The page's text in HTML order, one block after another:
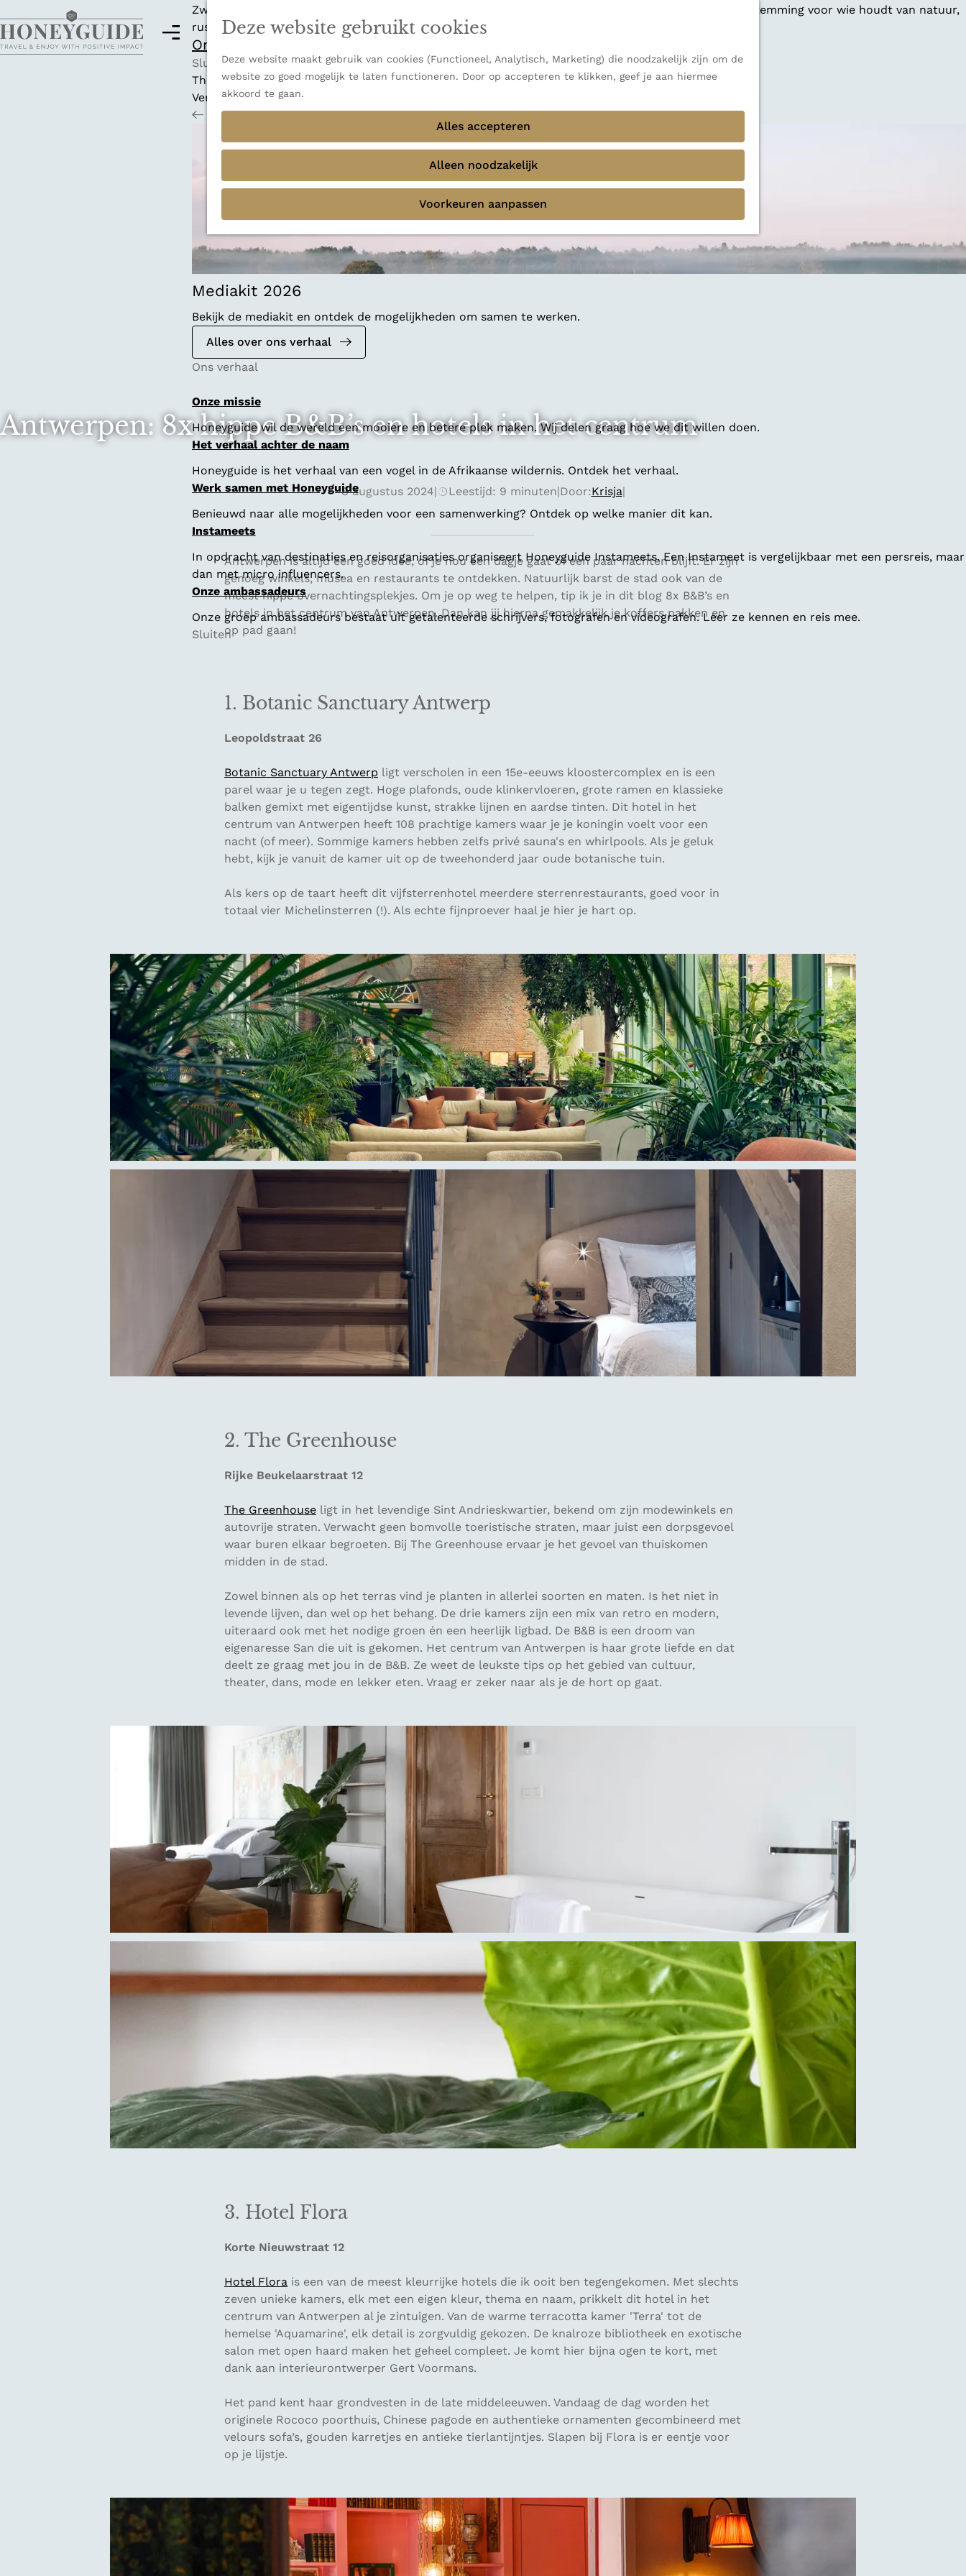
Deze website gebruikt cookies
Deze website maakt gebruik van cookies (Functioneel, Analytisch, Marketing) die noodzakelijk zijn om de
website zo goed mogelijk te laten functioneren. Door op accepteren te klikken, geef je aan hiermee
akkoord te gaan.
Alles accepteren
Alleen noodzakelijk
Voorkeuren aanpassen
M
Zwitserland is misschien vooral bekend om zijn indrukwekkende Alpen, maar ook een veelzijdige bestemming voor wie houdt van natuur,
rust en adembenemende uitzichten.
Ontdek alle bestemmingen
Sluiten
Thema's
Verborgen parels
Terug Ons verhaal
Mediakit 2026
Bekijk de mediakit en ontdek de mogelijkheden om samen te werken.
Alles over ons verhaal
Ons verhaal
Onze missie
Honeyguide wil de wereld een mooiere en betere plek maken. Wij delen graag hoe we dit willen doen.
Het verhaal achter de naam
Honeyguide is het verhaal van een vogel in de Afrikaanse wildernis. Ontdek het verhaal.
Werk samen met Honeyguide
Benieuwd naar alle mogelijkheden voor een samenwerking? Ontdek op welke manier dit kan.
Instameets
In opdracht van destinaties en reisorganisaties organiseert Honeyguide Instameets. Een Instameet is vergelijkbaar met een persreis, maar
dan met micro influencers.
Onze ambassadeurs
Onze groep ambassadeurs bestaat uit getalenteerde schrijvers, fotografen en videografen. Leer ze kennen en reis mee.
Sluiten
Antwerpen: 8x hippe B&B’s en hotels in het centrum
8 augustus 2024| Leestijd: 9 minuten|Door:Krisja|
Antwerpen is altijd een goed idee, of je nou een dagje gaat of een paar nachten blijft. Er zijn
genoeg winkels, musea en restaurants te ontdekken. Natuurlijk barst de stad ook van de
meest hippe overnachtingsplekjes. Om je op weg te helpen, tip ik je in dit blog 8x B&B’s en
hotels in het centrum van Antwerpen. Dan kan jij hierna gemakkelijk je koffers pakken en
op pad gaan!
1. Botanic Sanctuary Antwerp
Leopoldstraat 26
Botanic Sanctuary Antwerp ligt verscholen in een 15e-eeuws kloostercomplex en is een
parel waar je u tegen zegt. Hoge plafonds, oude klinkervloeren, grote ramen en klassieke
balken gemixt met eigentijdse kunst, strakke lijnen en aardse tinten. Dit hotel in het
centrum van Antwerpen heeft 108 prachtige kamers waar je je koningin voelt voor een
nacht (of meer). Sommige kamers hebben zelfs privé sauna's en whirlpools. Als je geluk
hebt, kijk je vanuit de kamer uit op de tweehonderd jaar oude botanische tuin.
Als kers op de taart heeft dit vijfsterrenhotel meerdere sterrenrestaurants, goed voor in
totaal vier Michelinsterren (!). Als echte fijnproever haal je hier je hart op.
2. The Greenhouse
Rijke Beukelaarstraat 12
The Greenhouse ligt in het levendige Sint Andrieskwartier, bekend om zijn modewinkels en
autovrije straten. Verwacht geen bomvolle toeristische straten, maar juist een dorpsgevoel
waar buren elkaar begroeten. Bij The Greenhouse ervaar je het gevoel van thuiskomen
midden in de stad.
Zowel binnen als op het terras vind je planten in allerlei soorten en maten. Is het niet in
levende lijven, dan wel op het behang. De drie kamers zijn een mix van retro en modern,
uiteraard ook met het nodige groen én een heerlijk ligbad. De B&B is een droom van
eigenaresse San die uit is gekomen. Het centrum van Antwerpen is haar grote liefde en dat
deelt ze graag met jou in de B&B. Ze weet de leukste tips op het gebied van cultuur,
theater, dans, mode en lekker eten. Vraag er zeker naar als je de hort op gaat.
3. Hotel Flora
Korte Nieuwstraat 12
Hotel Flora is een van de meest kleurrijke hotels die ik ooit ben tegengekomen. Met slechts
zeven unieke kamers, elk met een eigen kleur, thema en naam, prikkelt dit hotel in het
centrum van Antwerpen al je zintuigen. Van de warme terracotta kamer 'Terra' tot de
hemelse 'Aquamarine', elk detail is zorgvuldig gekozen. De knalroze bibliotheek en exotische
salon met open haard maken het geheel compleet. Je komt hier bijna ogen te kort, met
dank aan interieurontwerper Gert Voormans.
Het pand kent haar grondvesten in de late middeleeuwen. Vandaag de dag worden het
originele Rococo poorthuis, Chinese pagode en authentieke ornamenten gecombineerd met
velours sofa’s, gouden karretjes en antieke tierlantijntjes. Slapen bij Flora is er eentje voor
op je lijstje.